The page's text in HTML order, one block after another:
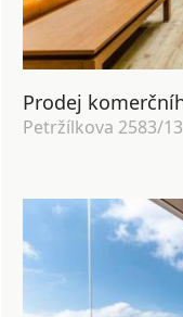
Petržílkova 2583/13